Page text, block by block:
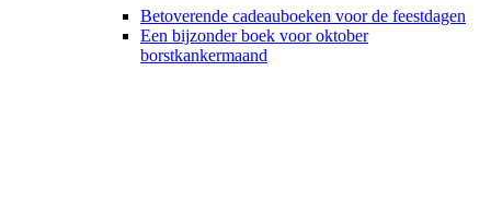
Betoverende cadeauboeken voor de feestdagen
Een bijzonder boek voor oktober
borstkankermaand